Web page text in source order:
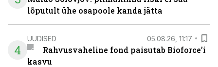
lõputult ühe osapoole kanda jätta
4
UUDISED 05.08.26, 11:17
Rahvusvaheline fond paisutab Bioforce’i
kasvu